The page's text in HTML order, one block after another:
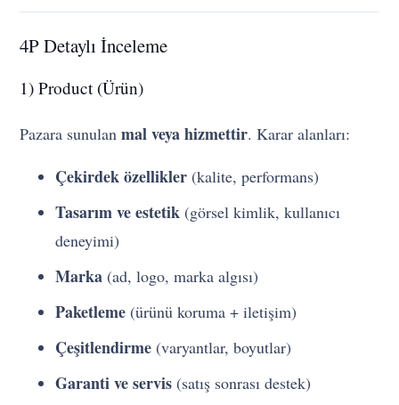
4P Detaylı İnceleme
1) Product (Ürün)
Pazara sunulanmal veya hizmettir. Karar alanları:
Çekirdek özellikler (kalite, performans)
Tasarım ve estetik (görsel kimlik, kullanıcı
deneyimi)
Marka (ad, logo, marka algısı)
Paketleme (ürünü koruma + iletişim)
Çeşitlendirme (varyantlar, boyutlar)
Garanti ve servis (satış sonrası destek)